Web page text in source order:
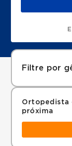
Filtre por
Ortopedista
próxima